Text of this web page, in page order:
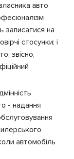
авто
записатися на
стосунки; і
звісно,
- надання
автомобіль